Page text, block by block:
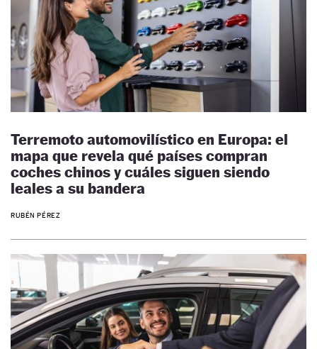
Terremoto automovilístico en Europa: el
mapa que revela qué países compran
coches chinos y cuáles siguen siendo
leales a su bandera
RUBÉN PÉREZ